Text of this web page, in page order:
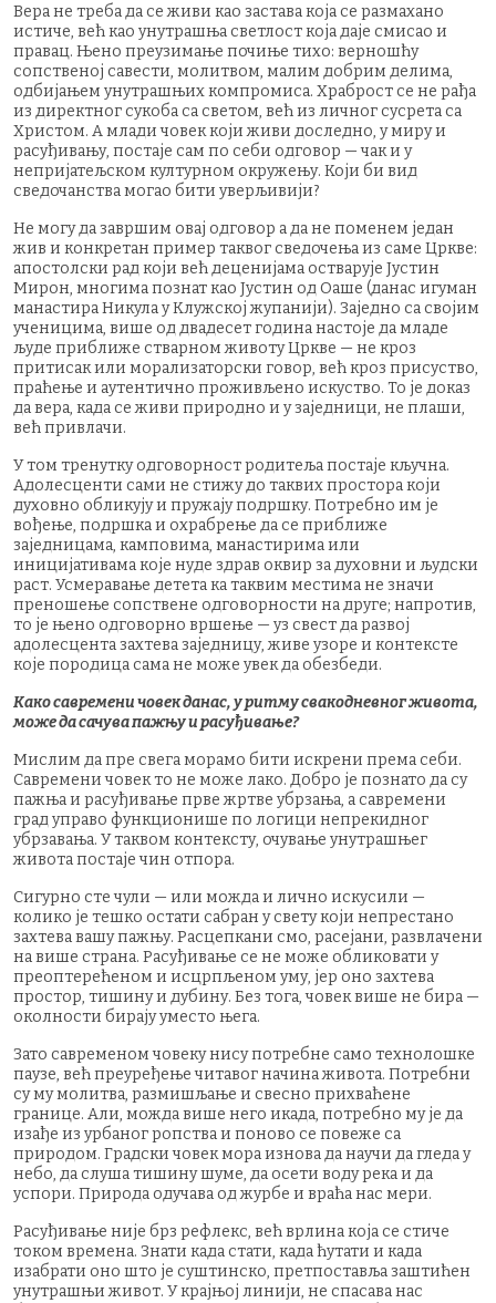
Вера не треба да се живи као застава која се размахано
истиче, већ као унутрашња светлост која даје смисао и
правац. Њено преузимање почиње тихо: верношћу
сопственој савести, молитвом, малим добрим делима,
одбијањем унутрашњих компромиса. Храброст се не рађа
из директног сукоба са светом, већ из личног сусрета са
Христом. А млади човек који живи доследно, у миру и
расуђивању, постаје сам по себи одговор — чак и у
непријатељском културном окружењу. Који би вид
сведочанства могао бити уверљивији?
Не могу да завршим овај одговор а да не поменем један
жив и конкретан пример таквог сведочења из саме Цркве:
апостолски рад који већ деценијама остварује Јустин
Мирон, многима познат као Јустин од Оаше (данас игуман
манастира Никула у Клужској жупанији). Заједно са својим
ученицима, више од двадесет година настоје да младе
људе приближе стварном животу Цркве — не кроз
притисак или морализаторски говор, већ кроз присуство,
праћење и аутентично проживљено искуство. То је доказ
да вера, када се живи природно и у заједници, не плаши,
већ привлачи.
У том тренутку одговорност родитеља постаје кључна.
Адолесценти сами не стижу до таквих простора који
духовно обликују и пружају подршку. Потребно им је
вођење, подршка и охрабрење да се приближе
заједницама, камповима, манастирима или
иницијативама које нуде здрав оквир за духовни и људски
раст. Усмеравање детета ка таквим местима не значи
преношење сопствене одговорности на друге; напротив,
то је њено одговорно вршење — уз свест да развој
адолесцента захтева заједницу, живе узоре и контексте
које породица сама не може увек да обезбеди.
Како савремени човек данас, у ритму свакодневног живота,
може да сачува пажњу и расуђивање?
Мислим да пре свега морамо бити искрени према себи.
Савремени човек то не може лако. Добро је познато да су
пажња и расуђивање прве жртве убрзања, а савремени
град управо функционише по логици непрекидног
убрзавања. У таквом контексту, очување унутрашњег
живота постаје чин отпора.
Сигурно сте чули — или можда и лично искусили —
колико је тешко остати сабран у свету који непрестано
захтева вашу пажњу. Расцепкани смо, расејани, развлачени
на више страна. Расуђивање се не може обликовати у
преоптерећеном и исцрпљеном уму, јер оно захтева
простор, тишину и дубину. Без тога, човек више не бира —
околности бирају уместо њега.
Зато савременом човеку нису потребне само технолошке
паузе, већ преуређење читавог начина живота. Потребни
су му молитва, размишљање и свесно прихваћене
границе. Али, можда више него икада, потребно му је да
изађе из урбаног ропства и поново се повеже са
природом. Градски човек мора изнова да научи да гледа у
небо, да слуша тишину шуме, да осети воду река и да
успори. Природа одучава од журбе и враћа нас мери.
Расуђивање није брз рефлекс, већ врлина која се стиче
током времена. Знати када стати, када ћутати и када
изабрати оно што је суштинско, претпоставља заштићен
унутрашњи живот. У крајњој линији, не спасава нас